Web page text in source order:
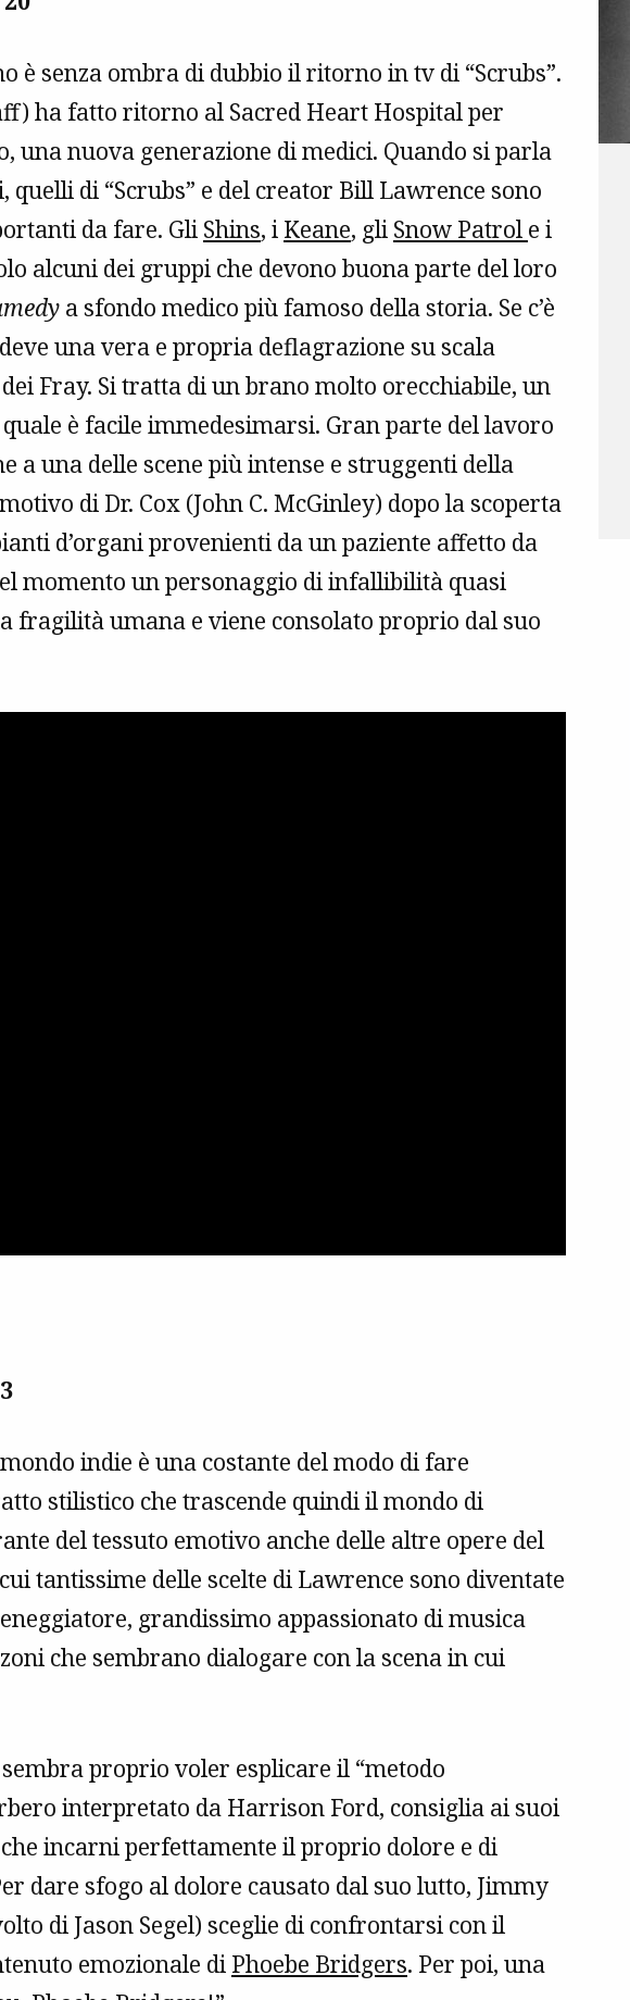
è senza ombra di dubbio il ritorno in tv di “Scrubs”.
ha fatto ritorno al Sacred Heart Hospital per
una nuova generazione di medici. Quando si parla
di “Scrubs” e del creator Bill Lawrence sono
da fare. Gli Shins, i Keane, gli Snow Patrol e i
alcuni dei gruppi che devono buona parte del loro
a sfondo medico più famoso della storia. Se c’è
una vera e propria deflagrazione su scala
Fray. Si tratta di un brano molto orecchiabile, un
quale è facile immedesimarsi. Gran parte del lavoro
a una delle scene più intense e struggenti della
di Dr. Cox (John C. McGinley) dopo la scoperta
d’organi provenienti da un paziente affetto da
momento un personaggio di infallibilità quasi
fragilità umana e viene consolato proprio dal suo
indie è una costante del modo di fare
stilistico che trascende quindi il mondo di
del tessuto emotivo anche delle altre opere del
tantissime delle scelte di Lawrence sono diventate
grandissimo appassionato di musica
che sembrano dialogare con la scena in cui
sembra proprio voler esplicare il “metodo
interpretato da Harrison Ford, consiglia ai suoi
incarni perfettamente il proprio dolore e di
dare sfogo al dolore causato dal suo lutto, Jimmy
di Jason Segel) sceglie di confrontarsi con il
emozionale di Phoebe Bridgers. Per poi, una